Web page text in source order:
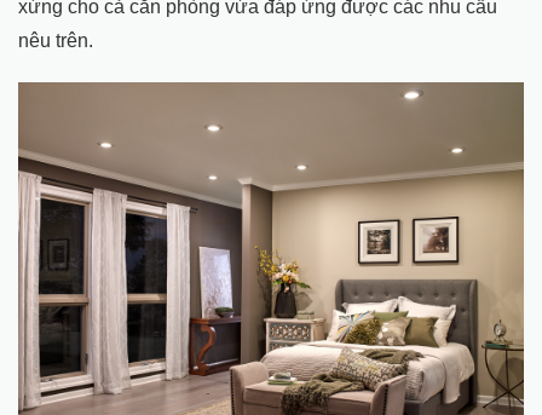
xứng cho cả căn phòng vừa đáp ứng được các nhu cầu
nêu trên.